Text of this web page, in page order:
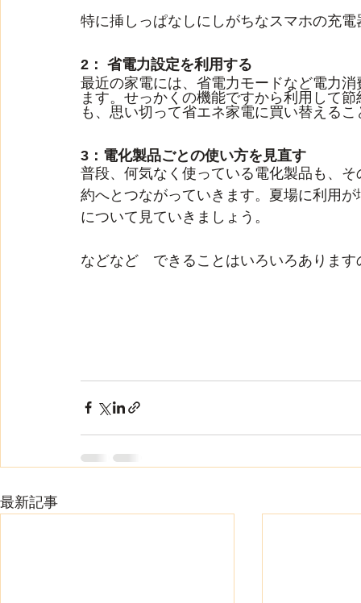
特に挿しっぱなしにしがちなスマホの充
2： 省電力設定を利用する
最近の家電には、省電力モードなど電力
ます。せっかくの機能ですから利用して
も、思い切って省エネ家電に買い替える
3：電化製品ごとの使い方を見直す
普段、何気なく使っている電化製品も、
約へとつながっていきます。夏場に利用
について見ていきましょう。
などなど　できることはいろいろありま
最新記事